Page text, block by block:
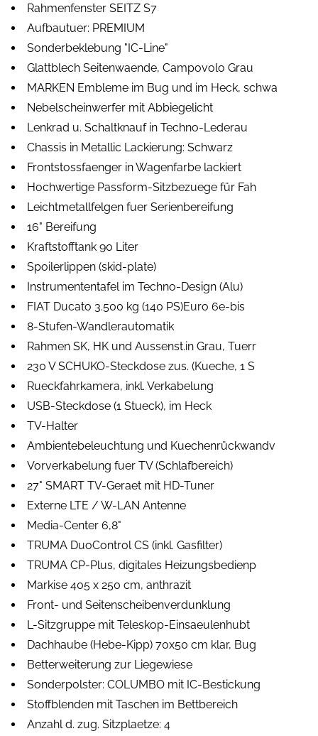
Rahmenfenster SEITZ S7
Aufbautuer: PREMIUM
Sonderbeklebung "IC-Line"
Glattblech Seitenwaende, Campovolo Grau
MARKEN Embleme im Bug und im Heck, schwa
Nebelscheinwerfer mit Abbiegelicht
Lenkrad u. Schaltknauf in Techno-Lederau
Chassis in Metallic Lackierung: Schwarz
Frontstossfaenger in Wagenfarbe lackiert
Hochwertige Passform-Sitzbezuege für Fah
Leichtmetallfelgen fuer Serienbereifung
16" Bereifung
Kraftstofftank 90 Liter
Spoilerlippen (skid-plate)
Instrumententafel im Techno-Design (Alu)
FIAT Ducato 3.500 kg (140 PS)Euro 6e-bis
8-Stufen-Wandlerautomatik
Rahmen SK, HK und Aussenst.in Grau, Tuerr
230 V SCHUKO-Steckdose zus. (Kueche, 1 S
Rueckfahrkamera, inkl. Verkabelung
USB-Steckdose (1 Stueck), im Heck
TV-Halter
Ambientebeleuchtung und Kuechenrückwandv
Vorverkabelung fuer TV (Schlafbereich)
27" SMART TV-Geraet mit HD-Tuner
Externe LTE / W-LAN Antenne
Media-Center 6,8"
TRUMA DuoControl CS (inkl. Gasfilter)
TRUMA CP-Plus, digitales Heizungsbedienp
Markise 405 x 250 cm, anthrazit
Front- und Seitenscheibenverdunklung
L-Sitzgruppe mit Teleskop-Einsaeulenhubt
Dachhaube (Hebe-Kipp) 70x50 cm klar, Bug
Betterweiterung zur Liegewiese
Sonderpolster: COLUMBO mit IC-Bestickung
Stoffblenden mit Taschen im Bettbereich
Anzahl d. zug. Sitzplaetze: 4